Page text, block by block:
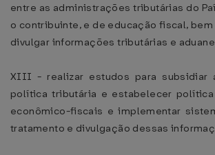
entre as administrações tributárias do
o contribuinte, e de educação fiscal,
divulgar informações tributárias e
XIII - realizar estudos para subsidiar
política tributária e estabelecer
econômico-fiscais e implementar
tratamento e divulgação dessas